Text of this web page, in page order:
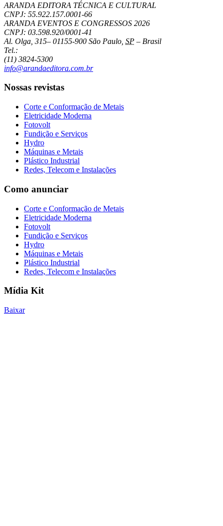
ARANDA EDITORA TÉCNICA E CULTURAL
CNPJ: 55.922.157.0001-66
ARANDA EVENTOS E CONGRESSOS 2026
CNPJ: 03.598.920/0001-41
Al. Olga, 315– 01155-900 São Paulo SP – Brasil
Tel.:
(11) 3824-5300
info@arandaeditora.com.br
Nossas revistas
Corte e Conformação de Metais
Eletricidade Moderna
Fotovolt
Fundição e Serviços
Hydro
Máquinas e Metais
Plástico Industrial
Redes, Telecom e Instalações
Como anunciar
Corte e Conformação de Metais
Eletricidade Moderna
Fotovolt
Fundição e Serviços
Hydro
Máquinas e Metais
Plástico Industrial
Redes, Telecom e Instalações
Mídia Kit
Baixar